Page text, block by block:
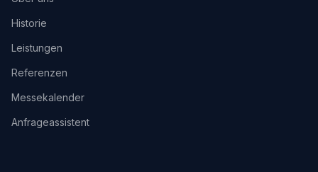
Historie
Leistungen
Referenzen
Messekalender
Anfrageassistent